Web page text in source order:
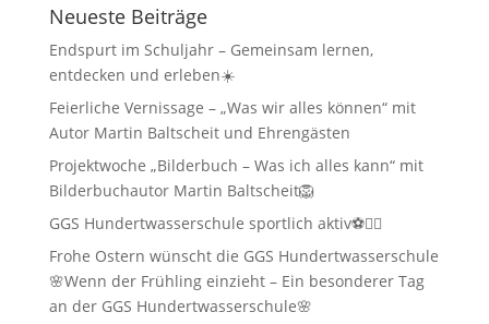
Neueste Beiträge
Endspurt im Schuljahr – Gemeinsam lernen,
entdecken und erleben☀️
Feierliche Vernissage – „Was wir alles können“ mit
Autor Martin Baltscheit und Ehrengästen
Projektwoche „Bilderbuch – Was ich alles kann“ mit
Bilderbuchautor Martin Baltscheit🦁
GGS Hundertwasserschule sportlich aktiv⚽🏃‍♂️
Frohe Ostern wünscht die GGS Hundertwasserschule
🌸Wenn der Frühling einzieht – Ein besonderer Tag
an der GGS Hundertwasserschule🌸